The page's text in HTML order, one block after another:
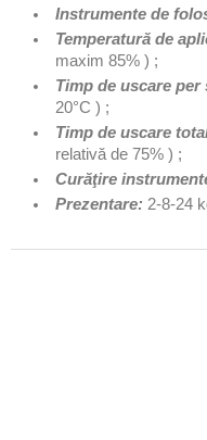
Instrumente de
Temperatură de
maxim 85% ) ;
Timp de uscare per
20°C ) ;
Timp de uscare
relativă de 75% ) ;
Curăţire
Prezentare: 2-8-24